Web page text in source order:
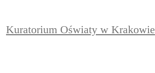
Kuratorium Oświaty w Krakowie